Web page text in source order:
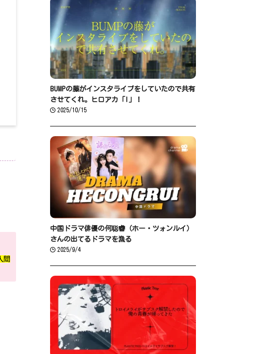
間
BUMPの藤がインスタライブをしていたので共有
させてくれ。ヒロアカ「I」！
2025/10/15
中国ドラマ俳優の何聪睿（ホー・ツォンルイ）
さんの出てるドラマを漁る
2025/9/4